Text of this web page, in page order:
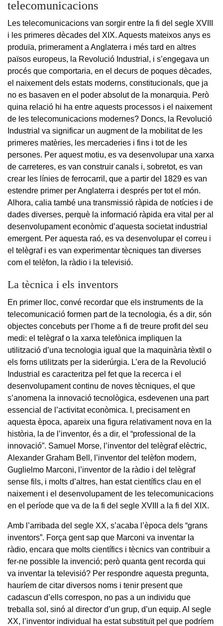
telecomunicacions
Les telecomunicacions van sorgir entre la fi del segle XVIII
i les primeres dècades del XIX. Aquests mateixos anys es
produïa, primerament a Anglaterra i més tard en altres
països europeus, la Revolució Industrial, i s’engegava un
procés que comportaria, en el decurs de poques dècades,
el naixement dels estats moderns, constitucionals, que ja
no es basaven en el poder absolut de la monarquia. Però
quina relació hi ha entre aquests processos i el naixement
de les telecomunicacions modernes? Doncs, la Revolució
Industrial va significar un augment de la mobilitat de les
primeres matèries, les mercaderies i fins i tot de les
persones. Per aquest motiu, es va desenvolupar una xarxa
de carreteres, es van construir canals i, sobretot, es van
crear les línies de ferrocarril, que a partir del 1829 es van
estendre primer per Anglaterra i després per tot el món.
Alhora, calia també una transmissió ràpida de notícies i de
dades diverses, perquè la informació ràpida era vital per al
desenvolupament econòmic d’aquesta societat industrial
emergent. Per aquesta raó, es va desenvolupar el correu i
el telègraf i es van experimentar tècniques tan diverses
com el telèfon, la ràdio i la televisió.
La tècnica i els inventors
En primer lloc, convé recordar que els instruments de la
telecomunicació formen part de la tecnologia, és a dir, són
objectes concebuts per l’home a fi de treure profit del seu
medi: el telègraf o la xarxa telefònica impliquen la
utilització d’una tecnologia igual que la maquinària tèxtil o
els forns utilitzats per la siderúrgia. L’era de la Revolució
Industrial es caracteritza pel fet que la recerca i el
desenvolupament continu de noves tècniques, el que
s’anomena la innovació tecnològica, esdevenen una part
essencial de l’activitat econòmica. I, precisament en
aquesta època, apareix una figura relativament nova en la
història, la de l’inventor, és a dir, el “professional de la
innovació”. Samuel Morse, l’inventor del telègraf elèctric,
Alexander Graham Bell, l’inventor del telèfon modern,
Guglielmo Marconi, l’inventor de la ràdio i del telègraf
sense fils, i molts d’altres, han estat científics clau en el
naixement i el desenvolupament de les telecomunicacions
en el període que va de la fi del segle XVIII a la fi del XIX.
Amb l’arribada del segle XX, s’acaba l’època dels “grans
inventors”. Força gent sap que Marconi va inventar la
ràdio, encara que molts científics i tècnics van contribuir a
fer-ne possible la invenció; però quanta gent recorda qui
va inventar la televisió? Per respondre aquesta pregunta,
hauríem de citar diversos noms i tenir present que
cadascun d’ells correspon, no pas a un individu que
treballa sol, sinó al director d’un grup, d’un equip. Al segle
XX, l’inventor individual ha estat substituït pel que podríem